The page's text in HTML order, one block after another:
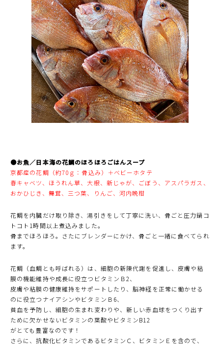
●お魚／日本海の花鯛のほろほろごはんスープ
京都産の花鯛（約70ｇ：骨込み）＋ベビーホタテ
春キャベツ、ほうれん草、大根、新じゃが、ごぼう、アスパラガス、
おかひじき、舞茸、三つ葉、りんご、河内晩柑
花鯛を内臓だけ取り除き、湯引きをして丁寧に洗い、骨ごと圧力鍋コ
トコト1時間以上煮込みました。
骨までほろほろ。さたにブレンダーにかけ、骨ごと一緒に食べてられ
ます。
花鯛（血鯛とも呼ばれる）は、細胞の新陳代謝を促進し、皮膚や粘
膜の機能維持や成長に役立つビタミンＢ2、
皮膚や粘膜の健康維持をサポートしたり、脳神経を正常に働かせる
のに役立つナイアシンやビタミンＢ6、
貧血を予防し、細胞の生まれ変わりや、新しい赤血球をつくり出す
ために欠かせないビタミンの葉酸やビタミンB12
がとても豊富なのです！
さらに、抗酸化ビタミンであるビタミンＣ、ビタミンＥを含ので、